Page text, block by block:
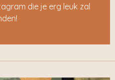
die je erg leuk zal